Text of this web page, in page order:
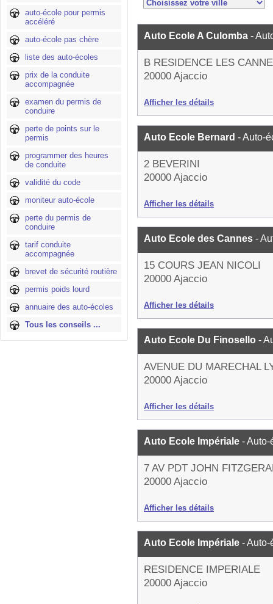
auto-école pour permis
accéléré
auto-école pas chère
liste des auto-écoles
prix de la conduite
accompagnée
examen du permis de
conduire
perte de points sur le
permis
programmer des heures
de conduite
validité du code
moniteur auto-école
perte du permis de
conduire
tarif conduite
accompagnée
brevet de sécurité routière
permis poids lourd
annuaire des auto-écoles
Tous les conseils ...
Auto Ecole A Culomba -
B RESIDENCE LES
20000 Ajaccio
Afficher les détails
Auto Ecole Bernard - Auto-
2 BEVERINI
20000 Ajaccio
Afficher les détails
Auto Ecole des Cannes -
15 COURS JEAN NICOLI
20000 Ajaccio
Afficher les détails
Auto Ecole Du Finosello -
AVENUE DU MARECHAL
20000 Ajaccio
Afficher les détails
Auto Ecole Impériale - Auto-
7 AV PDT JOHN
20000 Ajaccio
Afficher les détails
Auto Ecole Impériale - Auto-
RESIDENCE IMPERIALE
20000 Ajaccio